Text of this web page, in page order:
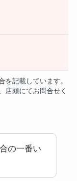
記載しています。
店頭にてお問合せく
の一番い